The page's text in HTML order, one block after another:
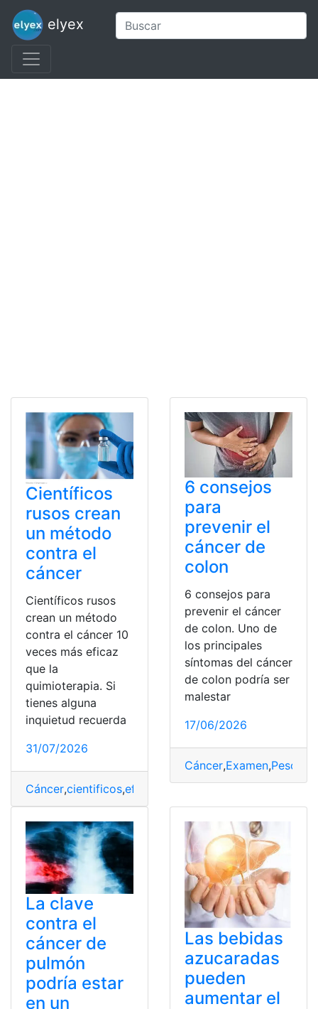
elyex
Científicos
rusos crean
un método
contra el
cáncer
Científicos rusos
crean un método
contra el cáncer 10
veces más eficaz
que la
quimioterapia. Si
tienes alguna
inquietud recuerda
31/07/2026
Cáncer,cientificos,eficaz
6 consejos
para
prevenir el
cáncer de
colon
6 consejos para
prevenir el cáncer
de colon. Uno de
los principales
síntomas del cáncer
de colon podría ser
malestar
17/06/2026
Cáncer,Examen,Peso
La clave
contra el
cáncer de
pulmón
podría estar
en un
Las bebidas
azucaradas
pueden
aumentar el